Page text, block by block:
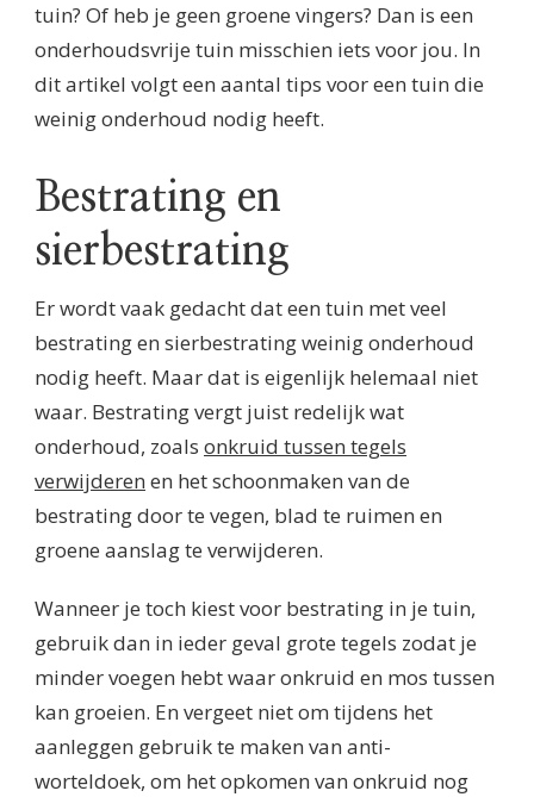
tuin? Of heb je geen groene vingers? Dan is een
onderhoudsvrije tuin misschien iets voor jou. In
dit artikel volgt een aantal tips voor een tuin die
weinig onderhoud nodig heeft.
Bestrating en
sierbestrating
Er wordt vaak gedacht dat een tuin met veel
bestrating en sierbestrating weinig onderhoud
nodig heeft. Maar dat is eigenlijk helemaal niet
waar. Bestrating vergt juist redelijk wat
onderhoud, zoals onkruid tussen tegels
verwijderen en het schoonmaken van de
bestrating door te vegen, blad te ruimen en
groene aanslag te verwijderen.
Wanneer je toch kiest voor bestrating in je tuin,
gebruik dan in ieder geval grote tegels zodat je
minder voegen hebt waar onkruid en mos tussen
kan groeien. En vergeet niet om tijdens het
aanleggen gebruik te maken van anti-
worteldoek, om het opkomen van onkruid nog